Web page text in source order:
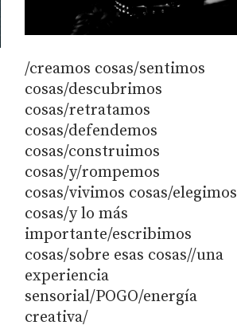
/creamos cosas/sentimos
cosas/descubrimos
cosas/retratamos
cosas/defendemos
cosas/construimos
cosas/y/rompemos
cosas/vivimos cosas/elegimos
cosas/y lo más
importante/escribimos
cosas/sobre esas cosas//una
experiencia
sensorial/POGO/energía
creativa/